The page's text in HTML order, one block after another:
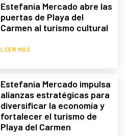
Estefanía Mercado abre las
puertas de Playa del
Carmen al turismo cultural
LEER MÁS
Estefanía Mercado impulsa
alianzas estratégicas para
diversificar la economía y
fortalecer el turismo de
Playa del Carmen